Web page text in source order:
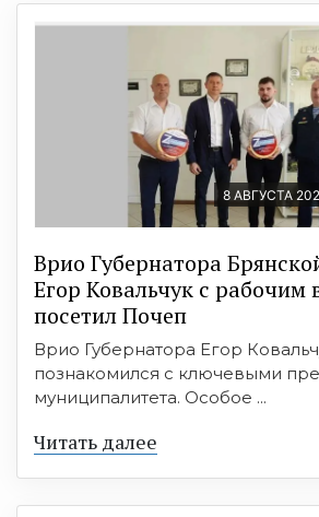
8 АВГУСТА
Врио Губернатора
Егор Ковальчук с рабочим
посетил Почеп
Врио Губернатора Егор
познакомился с ключевыми
муниципалитета. Особое ...
Читать далее